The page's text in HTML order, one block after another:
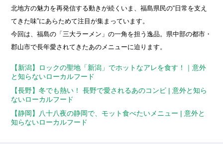
北地方の魅力を再発信する動きが続くいま、福島県民の“日常を支え
てきた味”にあらためて注目が集まっています。
今回は、福島の「三大ラーメン」の一角を担う逸品。県中部の都市・
郡山市で長年愛されてきたあのメニューに迫ります。
【新潟】ロックの聖地「新潟」でホットなアレを食す！｜意外
と知らないローカルフード
【長野】冬でも熱い！ 長野で愛されるあのコンビ | 意外と知ら
ないローカルフード
【静岡】八十八夜の静岡で、モット食べたいメニュー | 意外と
知らないローカルフード